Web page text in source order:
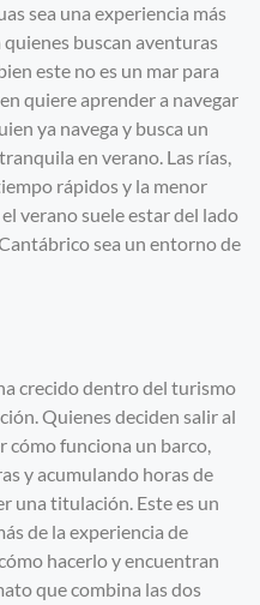
sea una experiencia más
buscan aventuras
este no es un mar para
quiere aprender a navegar
ya navega y busca un
en verano. Las rías,
rápidos y la menor
verano suele estar del lado
sea un entorno de
crecido dentro del turismo
Quienes deciden salir al
cómo funciona un barco,
y acumulando horas de
una titulación. Este es un
de la experiencia de
hacerlo y encuentran
que combina las dos